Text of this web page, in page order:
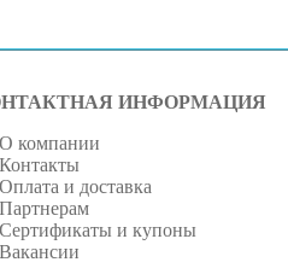
ИНФОРМАЦИЯ
О компании
Контакты
Оплата и доставка
Партнерам
Сертификаты и купоны
Вакансии